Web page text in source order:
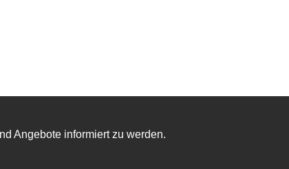
Angebote informiert zu werden.